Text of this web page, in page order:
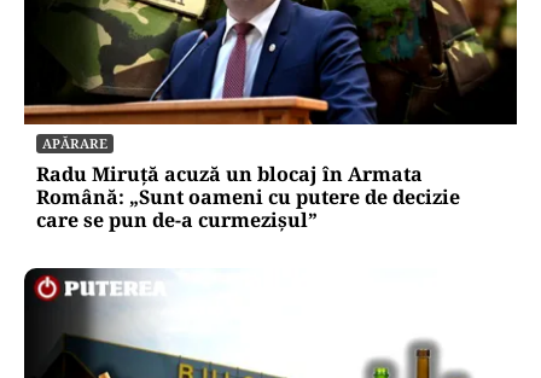
APĂRARE
Radu Miruță acuză un blocaj în Armata
Română: „Sunt oameni cu putere de decizie
care se pun de-a curmezișul”